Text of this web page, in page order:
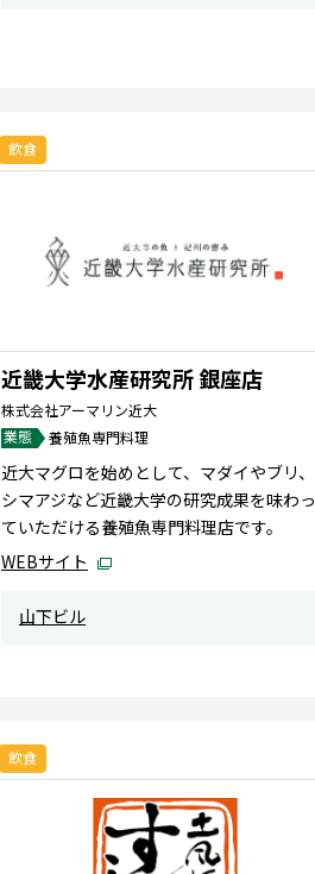
飲食
近畿大学水産研究所 銀座店
株式会社アーマリン近大
業態
養殖魚専門料理
近大マグロを始めとして、マダイやブリ、
シマアジなど近畿大学の研究成果を味わっ
ていただける養殖魚専門料理店です。
WEBサイト
山下ビル
飲食